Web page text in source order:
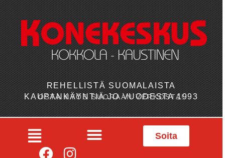
REHELLISTÄ SUOMALAISTA
KAUPANKÄYNTIÄ JO VUODESTA 1993
OSTA MYÖS SUORAAN VERKOSTA!
Soita